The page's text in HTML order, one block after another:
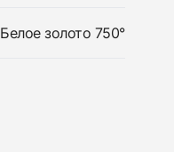
Белое золото 750°